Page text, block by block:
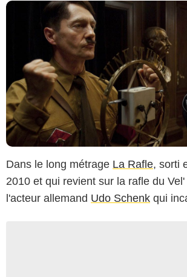
Dans le long métrage La Rafle, sorti
2010 et qui revient sur la rafle du
l'acteur allemand Udo Schenk qui